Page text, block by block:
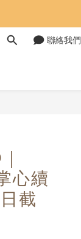
聯絡我們
心續
截